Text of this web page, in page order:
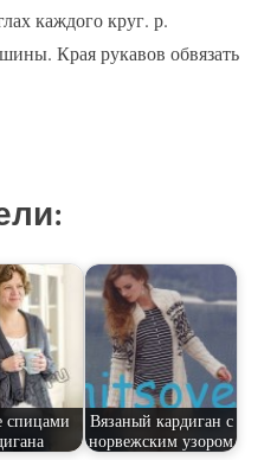
каждого круг. р.
Края рукавов обвязать
спицами
Вязаный кардиган с
норвежским узором